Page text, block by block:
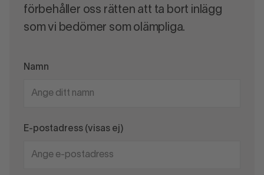
förbehåller oss rätten att ta bort inlägg
som vi bedömer som olämpliga.
Namn
E-postadress (visas ej)